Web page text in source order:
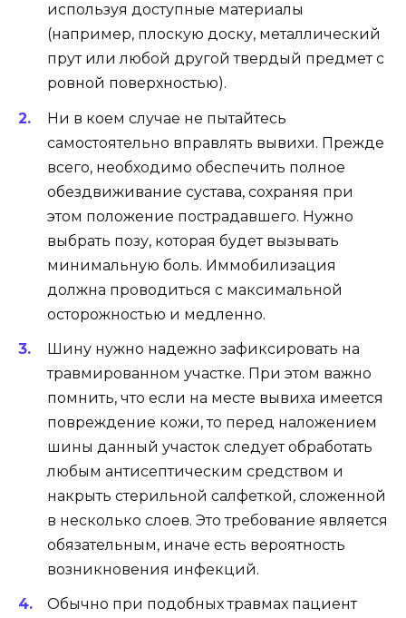
используя доступные материалы
(например, плоскую доску, металлический
прут или любой другой твердый предмет с
ровной поверхностью).
Ни в коем случае не пытайтесь
самостоятельно вправлять вывихи. Прежде
всего, необходимо обеспечить полное
обездвиживание сустава, сохраняя при
этом положение пострадавшего. Нужно
выбрать позу, которая будет вызывать
минимальную боль. Иммобилизация
должна проводиться с максимальной
осторожностью и медленно.
Шину нужно надежно зафиксировать на
травмированном участке. При этом важно
помнить, что если на месте вывиха имеется
повреждение кожи, то перед наложением
шины данный участок следует обработать
любым антисептическим средством и
накрыть стерильной салфеткой, сложенной
в несколько слоев. Это требование является
обязательным, иначе есть вероятность
возникновения инфекций.
Обычно при подобных травмах пациент